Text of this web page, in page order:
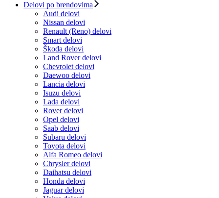
Delovi po brendovima
Audi delovi
Nissan delovi
Renault (Reno) delovi
Smart delovi
Škoda delovi
Land Rover delovi
Chevrolet delovi
Daewoo delovi
Lancia delovi
Isuzu delovi
Lada delovi
Rover delovi
Opel delovi
Saab delovi
Subaru delovi
Toyota delovi
Alfa Romeo delovi
Chrysler delovi
Daihatsu delovi
Honda delovi
Jaguar delovi